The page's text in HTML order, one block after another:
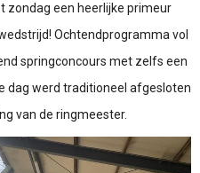
zondag een heerlijke primeur
Ochtendprogramma vol
springconcours met zelfs een
dag werd traditioneel afgesloten
van de ringmeester.